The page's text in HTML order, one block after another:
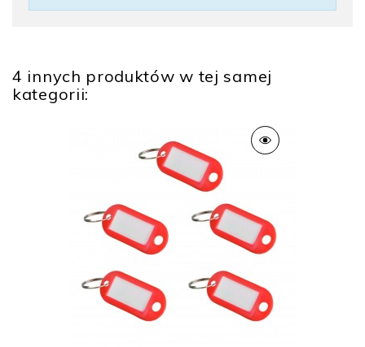
4 innych produktów w tej samej
kategorii: